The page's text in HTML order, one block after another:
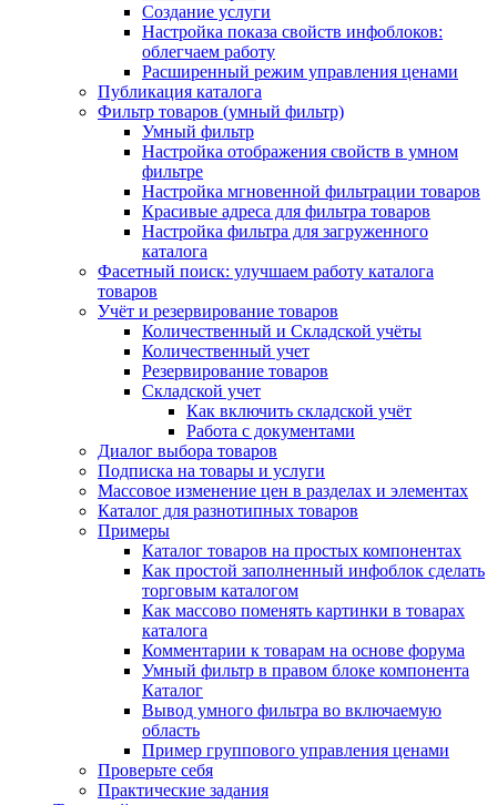
Создание услуги
Настройка показа свойств инфоблоков:
облегчаем работу
Расширенный режим управления ценами
Публикация каталога
Фильтр товаров (умный фильтр)
Умный фильтр
Настройка отображения свойств в умном
фильтре
Настройка мгновенной фильтрации товаров
Красивые адреса для фильтра товаров
Настройка фильтра для загруженного
каталога
Фасетный поиск: улучшаем работу каталога
товаров
Учёт и резервирование товаров
Количественный и Складской учёты
Количественный учет
Резервирование товаров
Складской учет
Как включить складской учёт
Работа с документами
Диалог выбора товаров
Подписка на товары и услуги
Массовое изменение цен в разделах и элементах
Каталог для разнотипных товаров
Примеры
Каталог товаров на простых компонентах
Как простой заполненный инфоблок сделать
торговым каталогом
Как массово поменять картинки в товарах
каталога
Комментарии к товарам на основе форума
Умный фильтр в правом блоке компонента
Каталог
Вывод умного фильтра во включаемую
область
Пример группового управления ценами
Проверьте себя
Практические задания